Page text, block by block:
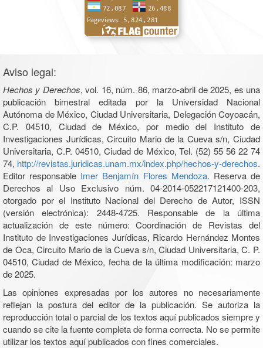
Aviso legal:
Hechos y Derechos, vol. 16, núm. 86, marzo-abril de 2025, es una
publicación bimestral editada por la Universidad Nacional
Autónoma de México, Ciudad Universitaria, Delegación Coyoacán,
C.P. 04510, Ciudad de México, por medio del Instituto de
Investigaciones Jurídicas, Circuito Mario de la Cueva s/n, Ciudad
Universitaria, C.P. 04510, Ciudad de México, Tel. (52) 55 56 22 74
74, http://revistas.juridicas.unam.mx/index.php/hechos-y-derechos.
Editor responsable Imer Benjamín Flores Mendoza. Reserva de
Derechos al Uso Exclusivo núm. 04-2014-052217121400-203,
otorgado por el Instituto Nacional del Derecho de Autor, ISSN
(versión electrónica): 2448-4725. Responsable de la última
actualización de este número: Coordinación de Revistas del
Instituto de Investigaciones Jurídicas, Ricardo Hernández Montes
de Oca, Circuito Mario de la Cueva s/n, Ciudad Universitaria, C. P.
04510, Ciudad de México, fecha de la última modificación: marzo
de 2025.
Las opiniones expresadas por los autores no necesariamente
reflejan la postura del editor de la publicación. Se autoriza la
reproducción total o parcial de los textos aquí publicados siempre y
cuando se cite la fuente completa de forma correcta. No se permite
utilizar los textos aquí publicados con fines comerciales.